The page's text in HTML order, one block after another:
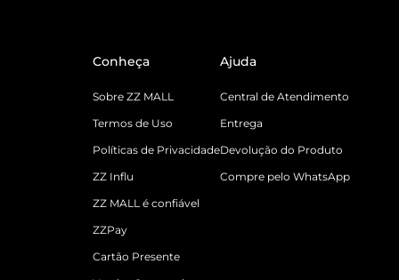
Conheça
Sobre ZZ MALL
Termos de Uso
Políticas de Privacidade
ZZ Influ
ZZ MALL é confiável
ZZPay
Cartão Presente
Ajuda
Central de Atendimento
Entrega
Devolução do Produto
Compre pelo WhatsApp